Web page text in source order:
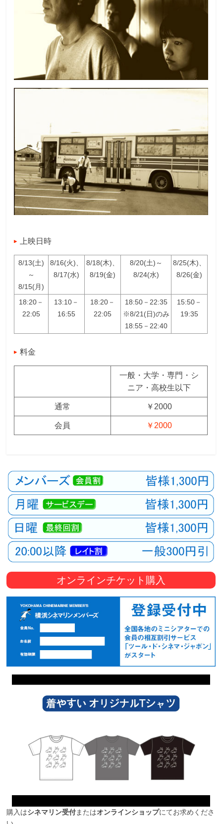
上映日時
8/13(土)
～
8/15(月)
8/16(火)、
8/17(水)
8/18(木)、
8/19(金)
8/20(土)～
8/24(水)
8/25(木)、
8/26(金)
18:20－
22:05
13:10－
16:55
18:20－
22:05
18:50－22:35
※8/21(日)のみ
18:55－22:40
15:50－
19:35
料金
一般・大学・専門・シ
ニア・高校生以下
通常 ￥2000
会員 ￥2000
オンラインチケット購入
購入はシネマリン受付またはオンラインショップにてお求めくださ